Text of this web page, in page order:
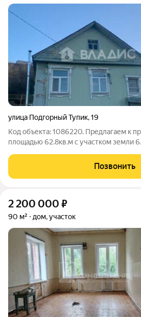
улица Подгорный Тупик,19
Код объекта: 1086220. Предлагаем к
площадью 62.8кв.м с участком земли
двухэтажный ( один из этажей
кухня , баня. коммуникации ( свет ,
Позвонить
2 200 000 ₽
90 м² дом, участок